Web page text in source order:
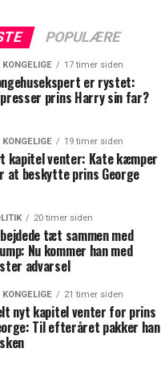
POPULÆRE
KONGELIGE 17 timer siden
er rystet:
prins Harry sin far?
KONGELIGE 19 timer siden
kapitel venter: Kate kæmper
at beskytte prins George
20 timer siden
tæt sammen med
Nu kommer han med
advarsel
KONGELIGE 21 timer siden
nyt kapitel venter for prins
Til efteråret pakker han